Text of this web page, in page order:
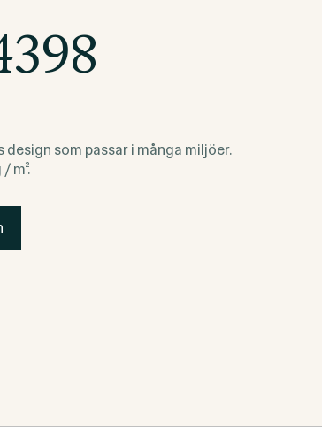
som passar i många miljöer.
m².